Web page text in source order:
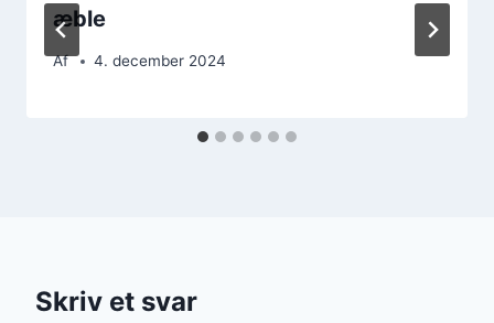
æble
Af 4. december 2024
Skriv et svar